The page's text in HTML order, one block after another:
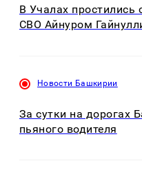
В Учалах простились
СВО Айнуром
Новости Башкирии
За сутки на дорогах
пьяного водителя